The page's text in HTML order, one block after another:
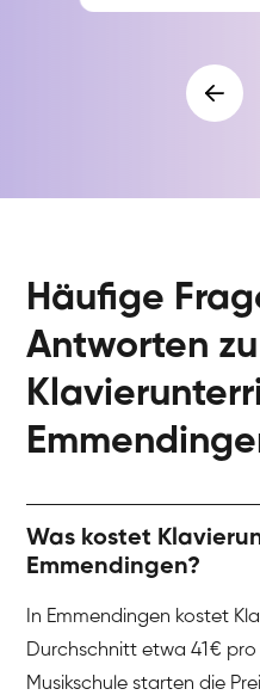
Häufige
Antworten zu
Was kostet
Emmendingen?
In Emmendingen kostet
Durchschnitt etwa 41 €
Musikschule starten die